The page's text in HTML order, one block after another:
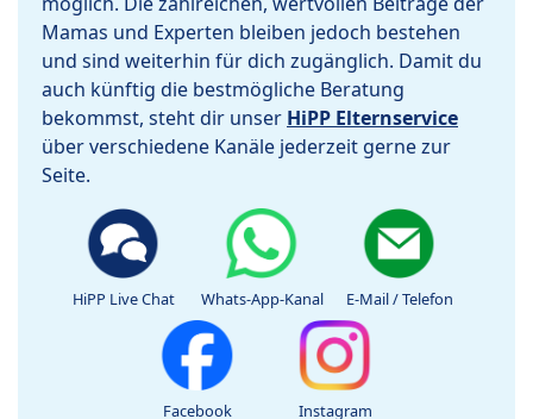
Mamas und Experten bleiben jedoch bestehen
und sind weiterhin für dich zugänglich. Damit du
auch künftig die bestmögliche Beratung
bekommst, steht dir unser HiPP Elternservice
über verschiedene Kanäle jederzeit gerne zur
Seite.
HiPP Live Chat Whats-App-Kanal E-Mail / Telefon
Facebook Instagram